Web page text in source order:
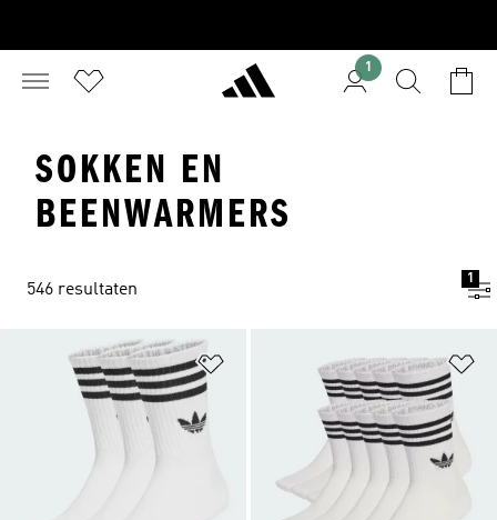
1
SOKKEN EN
BEENWARMERS
546 resultaten
1
Op verlanglijst zetten